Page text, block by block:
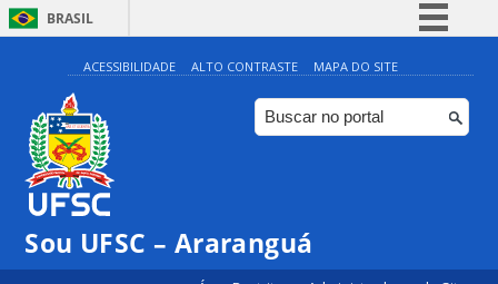
BRASIL
Simplifique!
Comunica BR
Participe
ACESSIBILIDADE ALTO CONTRASTE MAPA DO SITE
Sou UFSC – Araranguá